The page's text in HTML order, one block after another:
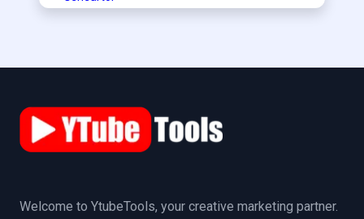
Welcome to YtubeTools, your creative marketing partner.